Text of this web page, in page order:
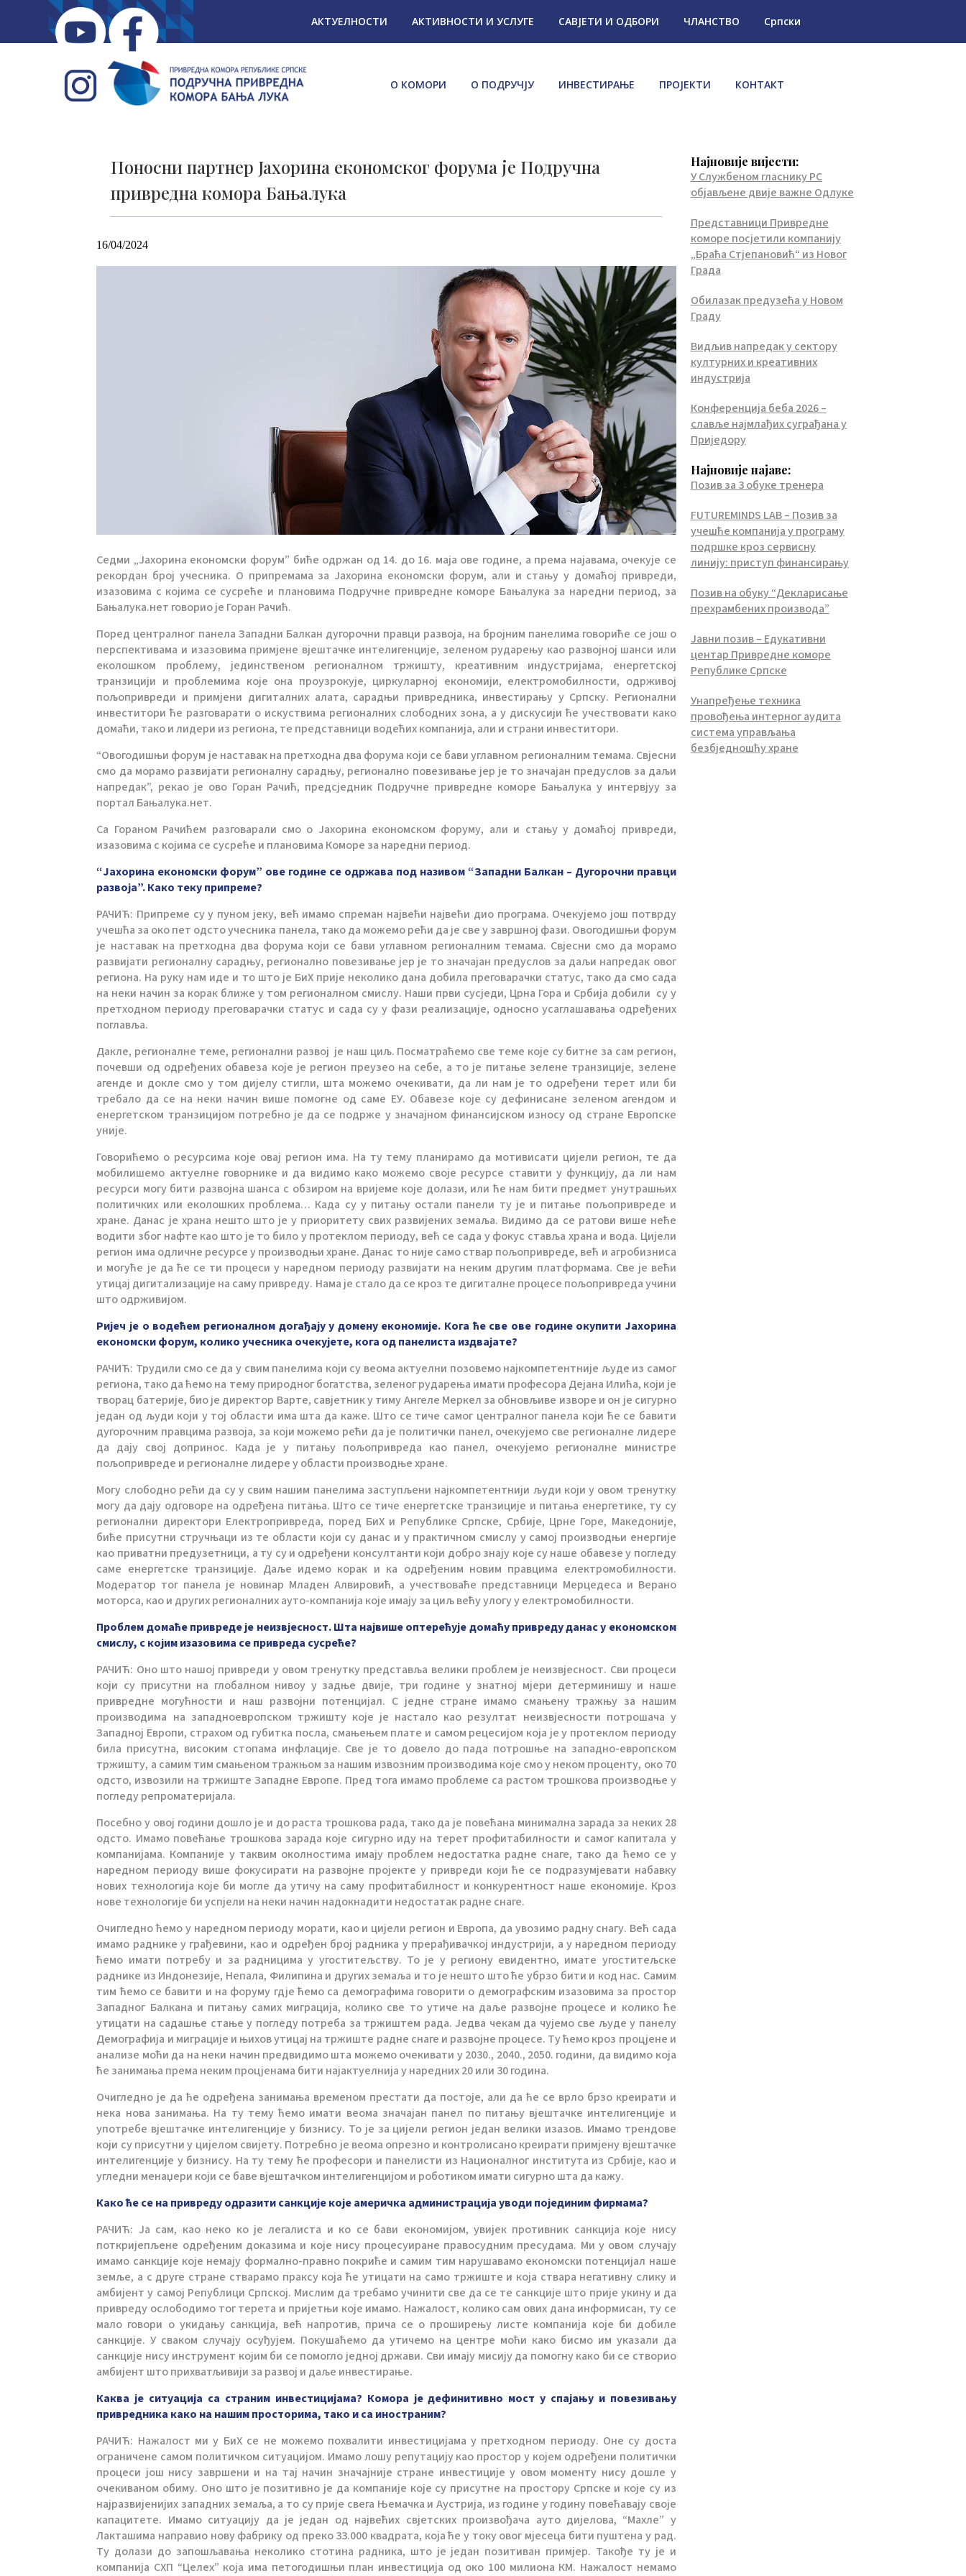
АКТУЕЛНОСТИ АКТИВНОСТИ И УСЛУГЕ САВЈЕТИ И ОДБОРИ ЧЛАНСТВО Српски
О КОМОРИ О ПОДРУЧЈУ ИНВЕСТИРАЊЕ ПРОЈЕКТИ КОНТАКТ
Поносни партнер Јахорина економског форума је Подручна
привредна комора Бањалука
16/04/2024
Седми „Јахорина економски форум” биће одржан од 14. до 16. маја ове године, а према најавама, очекује се
рекордан број учесника. О припремама за Јахорина економски форум, али и стању у домаћој привреди,
изазовима с којима се сусреће и плановима Подручне привредне коморе Бањалука за наредни период, за
Бањалука.нет говорио је Горан Рачић.
Поред централног панела Западни Балкан дугорочни правци развоја, на бројним панелима говориће се још о
перспективама и изазовима примјене вјештачке интелигенције, зеленом рударењу као развојној шанси или
еколошком проблему, јединственом регионалном тржишту, креативним индустријама, енергетској
транзицији и проблемима које она проузрокује, циркуларној економији, електромобилности, одрживој
пољопривреди и примјени дигиталних алата, сарадњи привредника, инвестирању у Српску. Регионални
инвеститори ће разговарати о искуствима регионалних слободних зона, а у дискусији ће учествовати како
домаћи, тако и лидери из региона, те представници водећих компанија, али и страни инвеститори.
“Овогодишњи форум је наставак на претходна два форума који се бави углавном регионалним темама. Свјесни
смо да морамо развијати регионалну сарадњу, регионално повезивање јер је то значајан предуслов за даљи
напредак”, рекао је ово Горан Рачић, предсједник Подручне привредне коморе Бањалука у интервјуу за
портал Бањалука.нет.
Са Гораном Рачићем разговарали смо о Јахорина економском форуму, али и стању у домаћој привреди,
изазовима с којима се сусреће и плановима Коморе за наредни период.
“Јахорина економски форум” ове године се одржава под називом “Западни Балкан – Дугорочни правци
развоја”. Како теку припреме?
РАЧИЋ: Припреме су у пуном јеку, већ имамо спреман највећи највећи дио програма. Очекујемо још потврду
учешћа за око пет одсто учесника панела, тако да можемо рећи да је све у завршној фази. Овогодишњи форум
је наставак на претходна два форума који се бави углавном регионалним темама. Свјесни смо да морамо
развијати регионалну сарадњу, регионално повезивање јер је то значајан предуслов за даљи напредак овог
региона. На руку нам иде и то што је БиХ прије неколико дана добила преговарачки статус, тако да смо сада
на неки начин за корак ближе у том регионалном смислу. Наши први сусједи, Црна Гора и Србија добили су у
претходном периоду преговарачки статус и сада су у фази реализације, односно усаглашавања одређених
поглавља.
Дакле, регионалне теме, регионални развој је наш циљ. Посматраћемо све теме које су битне за сам регион,
почевши од одређених обавеза које је регион преузео на себе, а то је питање зелене транзиције, зелене
агенде и докле смо у том дијелу стигли, шта можемо очекивати, да ли нам је то одређени терет или би
требало да се на неки начин више помогне од саме ЕУ. Обавезе које су дефинисане зеленом агендом и
енергетском транзицијом потребно је да се подрже у значајном финансијском износу од стране Европске
уније.
Говорићемо о ресурсима које овај регион има. На ту тему планирамо да мотивисати цијели регион, те да
мобилишемо актуелне говорнике и да видимо како можемо своје ресурсе ставити у функцију, да ли нам
ресурси могу бити развојна шанса с обзиром на вријеме које долази, или ће нам бити предмет унутрашњих
политичких или еколошких проблема… Када су у питању остали панели ту је и питање пољопривреде и
хране. Данас је храна нешто што је у приоритету свих развијених земаља. Видимо да се ратови више неће
водити због нафте као што је то било у протеклом периоду, већ се сада у фокус ставља храна и вода. Цијели
регион има одличне ресурсе у производњи хране. Данас то није само ствар пољопривреде, већ и агробизниса
и могуће је да ће се ти процеси у наредном периоду развијати на неким другим платформама. Све је већи
утицај дигитализације на саму привреду. Нама је стало да се кроз те дигиталне процесе пољопривреда учини
што одрживијом.
Ријеч је о водећем регионалном догађају у домену економије. Кога ће све ове године окупити Јахорина
економски форум, колико учесника очекујете, кога од панелиста издвајате?
РАЧИЋ: Трудили смо се да у свим панелима који су веома актуелни позовемо најкомпетентније људе из самог
региона, тако да ћемо на тему природног богатства, зеленог рударења имати професора Дејана Илића, који је
творац батерије, био је директор Варте, савјетник у тиму Ангеле Меркел за обновљиве изворе и он је сигурно
један од људи који у тој области има шта да каже. Што се тиче самог централног панела који ће се бавити
дугорочним правцима развоја, за који можемо рећи да је политички панел, очекујемо све регионалне лидере
да дају свој допринос. Када је у питању пољопривреда као панел, очекујемо регионалне министре
пољопривреде и регионалне лидере у области производње хране.
Могу слободно рећи да су у свим нашим панелима заступљени најкомпетентнији људи који у овом тренутку
могу да дају одговоре на одређена питања. Што се тиче енергетске транзиције и питања енергетике, ту су
регионални директори Електропривреда, поред БиХ и Републике Српске, Србије, Црне Горе, Македоније,
биће присутни стручњаци из те области који су данас и у практичном смислу у самој производњи енергије
као приватни предузетници, а ту су и одређени консултанти који добро знају које су наше обавезе у погледу
саме енергетске транзиције. Даље идемо корак и ка одређеним новим правцима електромобилности.
Модератор тог панела је новинар Младен Алвировић, а учествоваће представници Мерцедеса и Верано
моторса, као и других регионалних ауто-компанија које имају за циљ већу улогу у електромобилности.
Проблем домаће привреде је неизвјесност. Шта највише оптерећује домаћу привреду данас у економском
смислу, с којим изазовима се привреда сусреће?
РАЧИЋ: Оно што нашој привреди у овом тренутку представља велики проблем је неизвјесност. Сви процеси
који су присутни на глобалном нивоу у задње двије, три године у знатној мјери детерминишу и наше
привредне могућности и наш развојни потенцијал. С једне стране имамо смањену тражњу за нашим
производима на западноевропском тржишту које је настало као резултат неизвјесности потрошача у
Западној Европи, страхом од губитка посла, смањењем плате и самом рецесијом која је у протеклом периоду
била присутна, високим стопама инфлације. Све је то довело до пада потрошње на западно-европском
тржишту, а самим тим смањеном тражњом за нашим извозним производима које смо у неком проценту, око 70
одсто, извозили на тржиште Западне Европе. Пред тога имамо проблеме са растом трошкова производње у
погледу репроматеријала.
Посебно у овој години дошло је и до раста трошкова рада, тако да је повећана минимална зарада за неких 28
одсто. Имамо повећање трошкова зарада које сигурно иду на терет профитабилности и самог капитала у
компанијама. Компаније у таквим околностима имају проблем недостатка радне снаге, тако да ћемо се у
наредном периоду више фокусирати на развојне пројекте у привреди који ће се подразумјевати набавку
нових технологија које би могле да утичу на саму профитабилност и конкурентност наше економије. Кроз
нове технологије би успјели на неки начин надокнадити недостатак радне снаге.
Очигледно ћемо у наредном периоду морати, као и цијели регион и Европа, да увозимо радну снагу. Већ сада
имамо раднике у грађевини, као и одређен број радника у прерађивачкој индустрији, а у наредном периоду
ћемо имати потребу и за радницима у угоститељству. То је у региону евидентно, имате угоститељске
раднике из Индонезије, Непала, Филипина и других земаља и то је нешто што ће убрзо бити и код нас. Самим
тим ћемо се бавити и на форуму гдје ћемо са демографима говорити о демографским изазовима за простор
Западног Балкана и питању самих миграција, колико све то утиче на даље развојне процесе и колико ће
утицати на садашње стање у погледу потреба за тржиштем рада. Једва чекам да чујемо све људе у панелу
Демографија и миграције и њихов утицај на тржиште радне снаге и развојне процесе. Ту ћемо кроз процјене и
анализе моћи да на неки начин предвидимо шта можемо очекивати у 2030., 2040., 2050. години, да видимо која
ће занимања према неким процјенама бити најактуелнија у наредних 20 или 30 година.
Очигледно је да ће одређена занимања временом престати да постоје, али да ће се врло брзо креирати и
нека нова занимања. На ту тему ћемо имати веома значајан панел по питању вјештачке интелигенције и
употребе вјештачке интелигенције у бизнису. То је за цијели регион један велики изазов. Имамо трендове
који су присутни у цијелом свијету. Потребно је веома опрезно и контролисано креирати примјену вјештачке
интелигенције у бизнису. На ту тему ће професори и панелисти из Националног института из Србије, као и
угледни менаџери који се баве вјештачком интелигенцијом и роботиком имати сигурно шта да кажу.
Како ће се на привреду одразити санкције које америчка администрација уводи појединим фирмама?
РАЧИЋ: Ја сам, као неко ко је легалиста и ко се бави економијом, увијек противник санкција које нису
поткријепљене одређеним доказима и које нису процесуиране правосудним пресудама. Ми у овом случају
имамо санкције које немају формално-правно покриће и самим тим нарушавамо економски потенцијал наше
земље, а с друге стране стварамо праксу која ће утицати на само тржиште и која ствара негативну слику и
амбијент у самој Републици Српској. Мислим да требамо учинити све да се те санкције што прије укину и да
привреду ослободимо тог терета и пријетњи које имамо. Нажалост, колико сам ових дана информисан, ту се
мало говори о укидању санкција, већ напротив, прича се о проширењу листе компанија које би добиле
санкције. У сваком случају осуђујем. Покушаћемо да утичемо на центре моћи како бисмо им указали да
санкције нису инструмент којим би се помогло једној држави. Сви имају мисију да помогну како би се створио
амбијент што прихватљивији за развој и даље инвестирање.
Каква је ситуација са страним инвестицијама? Комора је дефинитивно мост у спајању и повезивању
привредника како на нашим просторима, тако и са иностраним?
РАЧИЋ: Нажалост ми у БиХ се не можемо похвалити инвестицијама у претходном периоду. Оне су доста
ограничене самом политичком ситуацијом. Имамо лошу репутацију као простор у којем одређени политички
процеси још нису завршени и на тај начин значајније стране инвестиције у овом моменту нису дошле у
очекиваном обиму. Оно што је позитивно је да компаније које су присутне на простору Српске и које су из
најразвијенијих западних земаља, а то су прије свега Њемачка и Аустрија, из године у годину повећавају своје
капацитете. Имамо ситуацију да је један од највећих свјетских произвођача ауто дијелова, “Махле” у
Лакташима направио нову фабрику од преко 33.000 квадрата, која ће у току овог мјесеца бити пуштена у рад.
Ту долази до запошљавања неколико стотина радника, што је један позитиван примјер. Такође ту је и
компанија СХП “Целеx” која има петогодишњи план инвестиција од око 100 милиона КМ. Нажалост немамо
Најновије вијести:
У Службеном гласнику РС
објављене двије важне Одлуке
Представници Привредне
коморе посјетили компанију
„Браћа Стјепановић“ из Новог
Града
Обилазак предузећа у Новом
Граду
Видљив напредак у сектору
културних и креативних
индустрија
Конференција беба 2026 –
славље најмлађих суграђана у
Приједору
Најновије најаве:
Позив за 3 обуке тренера
FUTUREMINDS LAB – Позив за
учешће компанија у програму
подршке кроз сервисну
линију: приступ финансирању
Позив на обуку “Декларисање
прехрамбених производа”
Јавни позив – Едукативни
центар Привредне коморе
Републике Српске
Унапређење техника
провођења интерног аудита
система управљања
безбједношћу хране